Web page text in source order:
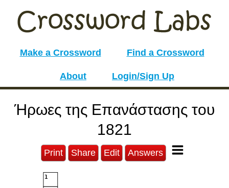
Make a Crossword Find a Crossword
About Login/Sign Up
Ήρωες της Επανάστασης του
1821
Print Share Edit Answers
1